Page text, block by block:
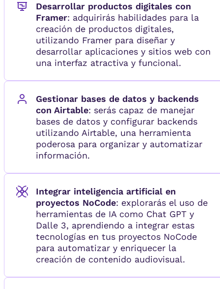
Desarrollar productos digitales con
Framer: adquirirás habilidades para la
creación de productos digitales,
utilizando Framer para diseñar y
desarrollar aplicaciones y sitios web con
una interfaz atractiva y funcional.
Gestionar bases de datos y backends
con Airtable: serás capaz de manejar
bases de datos y configurar backends
utilizando Airtable, una herramienta
poderosa para organizar y automatizar
información.
Integrar inteligencia artificial en
proyectos NoCode: explorarás el uso de
herramientas de IA como Chat GPT y
Dalle 3, aprendiendo a integrar estas
tecnologías en tus proyectos NoCode
para automatizar y enriquecer la
creación de contenido audiovisual.